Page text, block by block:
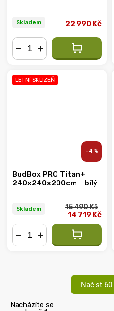
Skladem 22 990 Kč
LETNÍ SKLIZEŇ
–4 %
BudBox PRO Titan+
240x240x200cm - bílý
Skladem 15 490 Kč
14 719 Kč
Načíst
Nacházíte se